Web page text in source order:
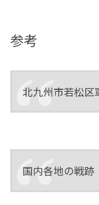
参考
北九州市若松区
国内各地の戦跡